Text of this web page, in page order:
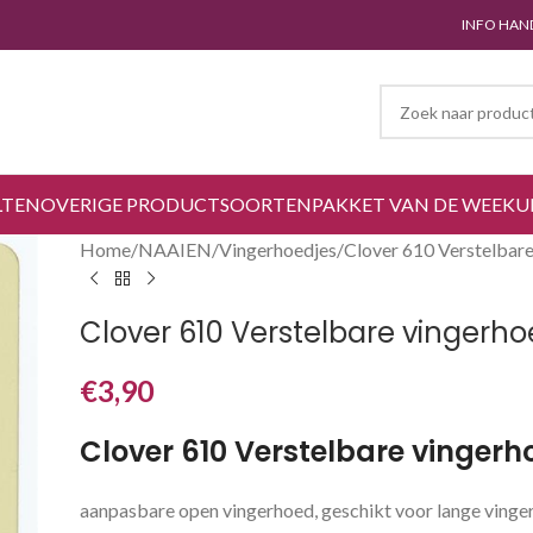
INFO
OVERIGE PRODUCTSOORTENPAKKET VAN DE WEEK
Home NAAIEN Vingerhoedjes Clover 610
Clover 610 Verstelbare
€3,90
Clover 610 Verstelbare
aanpasbare open vingerhoed, geschikt voor lange